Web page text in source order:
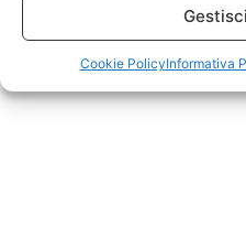
Cookie PolicyInformativa